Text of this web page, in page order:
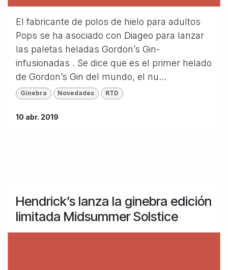
El fabricante de polos de hielo para adultos
Pops se ha asociado con Diageo para lanzar
las paletas heladas Gordon’s Gin-
infusionadas . Se dice que es el primer helado
de Gordon’s Gin del mundo, el nu...
Ginebra Novedades RTD
10 abr. 2019
Hendrick’s lanza la ginebra edición
limitada Midsummer Solstice